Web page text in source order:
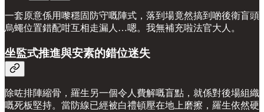
一套原意係用嚟穩固防守嘅陣式，落到場竟然搞到啲後衛盲頭
烏蠅位置錯配咁互相走漏人…嗯。我無補充啦法官大人。
坐監式推進與安素的錯位迷失
除咗排陣縮骨，羅生另一個令人費解嘅盲點，就係對後場組織
嘅死板堅持。當防線已經被白禮頓壓在地上磨擦，羅生依然硬